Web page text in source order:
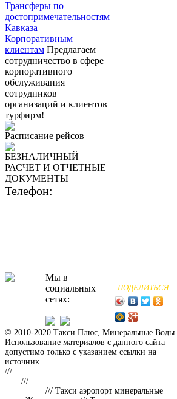
Трансферы по
достопримечательностям
Кавказа
Корпоративным
клиентам Предлагаем
сотрудничество в сфере
корпоративного
обслуживания
сотрудников
организаций и клиентов
турфирм!
Расписание рейсов
БЕЗНАЛИЧНЫЙ
РАСЧЕТ И ОТЧЕТНЫЕ
ДОКУМЕНТЫ
Телефон:
Мы в
социальных
сетях:
ПОДЕЛИТЬСЯ:
© 2010-2020 Такси Плюс, Минеральные Воды.
Использование материалов с данного сайта
допустимо только с указанием ссылки на
источник
///
///
/// Такси аэропорт минеральные